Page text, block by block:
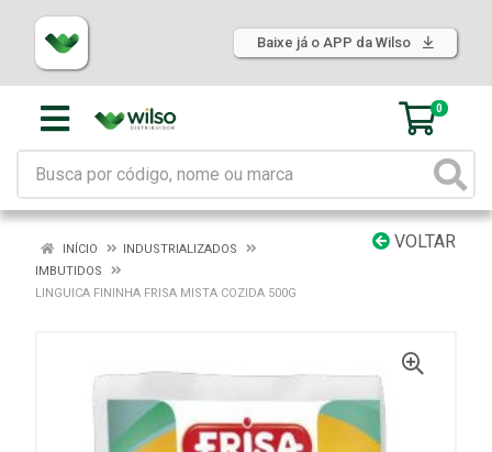
Baixe já o APP da Wilso
0
VOLTAR
INÍCIO
INDUSTRIALIZADOS
IMBUTIDOS
LINGUICA FININHA FRISA MISTA COZIDA 500G